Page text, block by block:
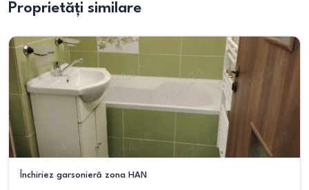
Proprietăți similare
Închiriez garsonieră zona HAN